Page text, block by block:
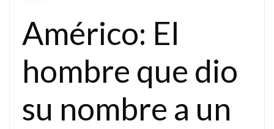
Américo: El
hombre que dio
su nombre a un